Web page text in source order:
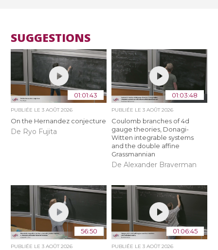
SUGGESTIONS
01:01:43
PUBLIÉE LE3 AOÛT 2026
On the Hernandez conjecture
De Ryo Fujita
01:03:48
PUBLIÉE LE 3 AOÛT 2026
Coulomb branches of 4d
gauge theories, Donagi-
Witten integrable systems
and the double affine
Grassmannian
De Alexander Braverman
56:50
PUBLIÉE LE3 AOÛT 2026
01:06:45
PUBLIÉE LE 3 AOÛT 2026